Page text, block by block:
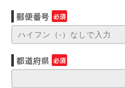
郵便番号 必須
都道府県 必須